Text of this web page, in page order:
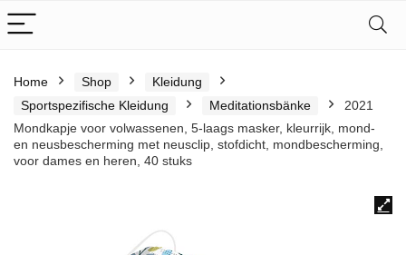
Home Shop
Kleidung
Sportspezifische Kleidung
Meditationsbänke
2021
Mondkapje voor volwassenen, 5-laags masker, kleurrijk, mond-
en neusbescherming met neusclip, stofdicht, mondbescherming,
voor dames en heren, 40 stuks